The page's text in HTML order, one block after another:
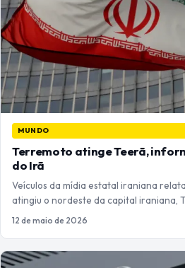
MUNDO
Terremoto atinge Teerã,
do Irã
Veículos da mídia estatal iraniana
atingiu o nordeste da capital iraniana,
12 de maio de 2026